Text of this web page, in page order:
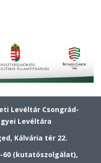
Levéltár Csongrád-
Levéltára
Kálvária tér 22.
60 (kutatószolgálat),